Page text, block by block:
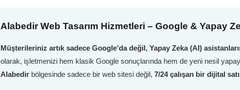
Alabedir Web Tasarım Hizmetleri – Google & Yapay
Müşterileriniz artık sadece Google'da değil, Yapay Zeka (AI)
olarak, işletmenizi hem klasik Google sonuçlarında hem de yeni nesil
Alabedir bölgesinde sadece bir web sitesi değil, 7/24 çalışan bir dijital